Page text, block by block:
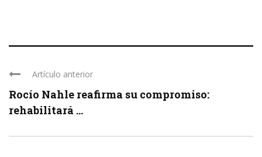
Artículo anterior
Rocío Nahle reafirma su compromiso:
rehabilitará ...